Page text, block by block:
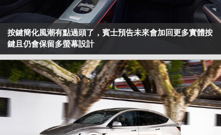
按鍵簡化風潮有點過頭了，賓士預告未來會加回更多實體按
鍵且仍會保留多螢幕設計